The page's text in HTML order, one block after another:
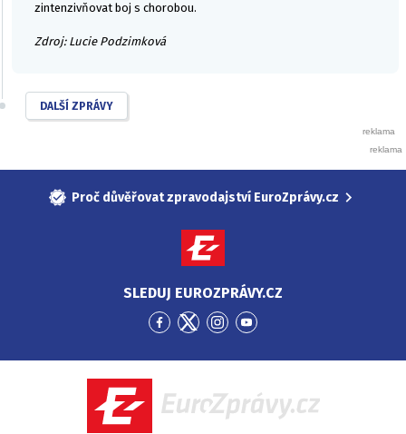
zintenzivňovat boj s chorobou.
Zdroj: Lucie Podzimková
DALŠÍ ZPRÁVY
Proč důvěřovat zpravodajství EuroZprávy.cz
SLEDUJ EUROZPRÁVY.CZ
Přejít
Facebook
Přejít
Twitter
Přejít
Instagram
Přejít
YouTube
EuroZprávy.cz